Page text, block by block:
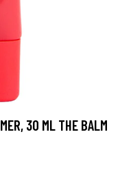
30 ML THE BALM